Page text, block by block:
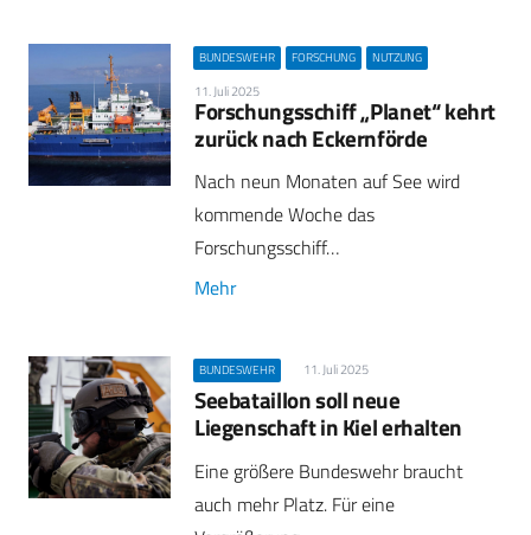
BUNDESWEHR FORSCHUNG NUTZUNG
11. Juli 2025
Forschungsschiff „Planet“ kehrt
zurück nach Eckernförde
Nach neun Monaten auf See wird
kommende Woche das
Forschungsschiff…
Mehr
BUNDESWEHR 11. Juli 2025
Seebataillon soll neue
Liegenschaft in Kiel erhalten
Eine größere Bundeswehr braucht
auch mehr Platz. Für eine